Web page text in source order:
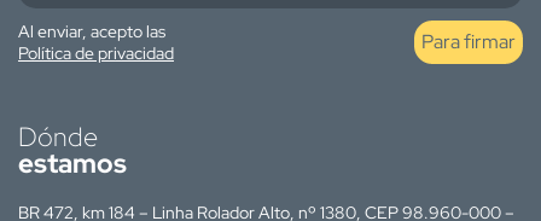
Al enviar, acepto las
Política de privacidad
Para firmar
Dónde
estamos
BR 472, km 184 – Linha Rolador Alto, nº 1380, CEP 98.960-000 –